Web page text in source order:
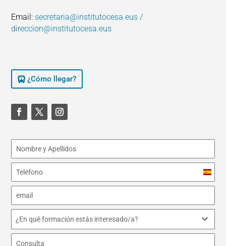
Email: secretaria@institutocesa.eus /
direccion@institutocesa.eus
¿Cómo llegar?
Spain
+34
¿En qué formación estás interesado/a?